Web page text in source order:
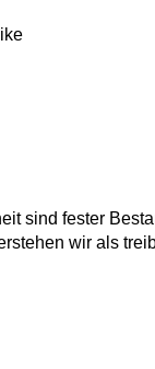
sind fester
wir als